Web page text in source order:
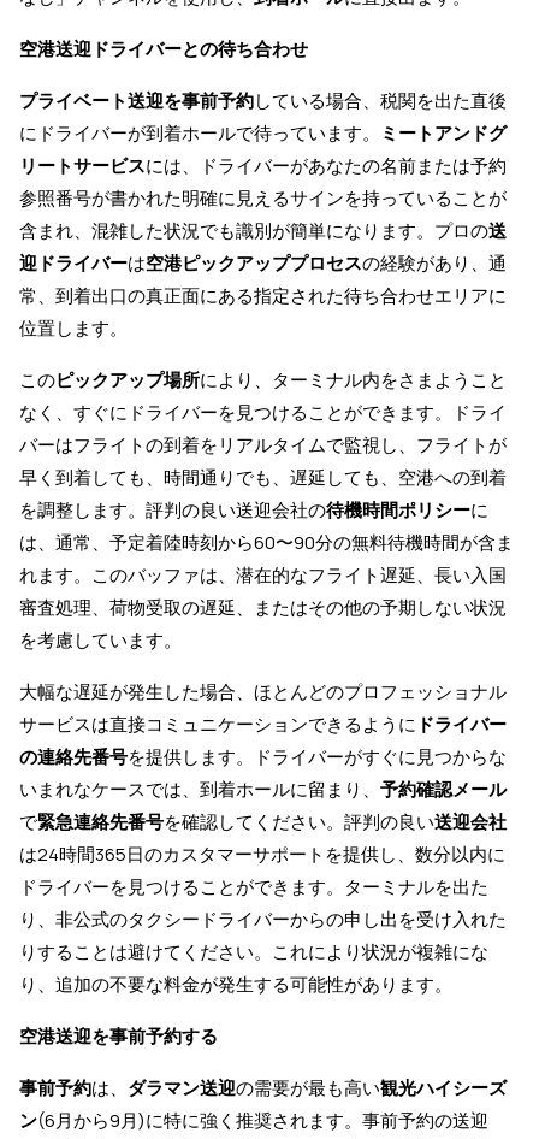
空港送迎ドライバーとの待ち合わせ
プライベート送迎を事前予約している場合、税関を出た直後
にドライバーが到着ホールで待っています。
ミートアンドグ
リートサービスには、ドライバーがあなたの名前または予約
参照番号が書かれた明確に見えるサインを持っていることが
含まれ、混雑した状況でも識別が簡単になります。プロの送
迎ドライバーは空港ピックアッププロセスの経験があり、通
常、到着出口の真正面にある指定された待ち合わせエリアに
位置します。
このピックアップ場所により、ターミナル内をさまようこと
なく、すぐにドライバーを見つけることができます。ドライ
バーはフライトの到着をリアルタイムで監視し、フライトが
早く到着しても、時間通りでも、遅延しても、空港への到着
を調整します。評判の良い送迎会社の待機時間ポリシーに
は、通常、予定着陸時刻から60〜90分の無料待機時間が含ま
れます。このバッファは、潜在的なフライト遅延、長い入国
審査処理、荷物受取の遅延、またはその他の予期しない状況
を考慮しています。
大幅な遅延が発生した場合、ほとんどのプロフェッショナル
サービスは直接コミュニケーションできるように ドライバー
の連絡先番号を提供します。ドライバーがすぐに見つからな
いまれなケースでは、到着ホールに留まり、 予約確認メール
で緊急連絡先番号を確認してください。評判の良い送迎会社
は24時間365日のカスタマーサポートを提供し、数分以内に
ドライバーを見つけることができます。ターミナルを出た
り、非公式のタクシードライバーからの申し出を受け入れた
りすることは避けてください。これにより状況が複雑にな
り、追加の不要な料金が発生する可能性があります。
空港送迎を事前予約する
事前予約は、 ダラマン送迎の需要が最も高い観光ハイシーズ
ン(6月から9月)に特に強く推奨されます。事前予約の送迎